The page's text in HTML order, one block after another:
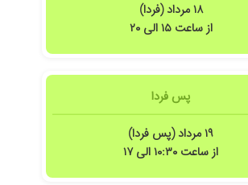
۱۸ مرداد (فردا)
از ساعت ۱۵ الی ۲۰
پس فردا
۱۹ مرداد (پس فردا)
از ساعت ۱۰:۳۰ الی ۱۷